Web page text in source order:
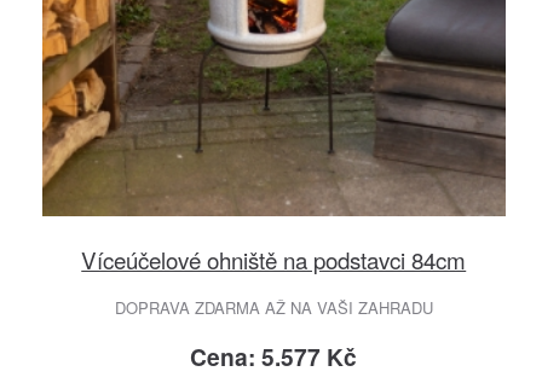
Víceúčelové ohniště na podstavci 84cm
DOPRAVA ZDARMA AŽ NA VAŠI ZAHRADU
Cena: 5.577 Kč